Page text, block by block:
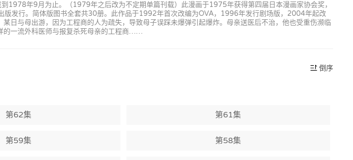
年9月为止。（1979年之后改为不定期单篇刊载）此漫画于1975年获得第四届日本漫画家协会奖，
发行。简体版图书全套共30册。此作品于1992年首次改编为OVA，1996年发行剧场版，2004年起改
日与母出游，因为工程商的人为疏失，导致母子误踩未爆弹引起爆炸。母亲送医后不治，他也受重伤濒临
的一流外科医师与报复杀死母亲的工程商……
倒序
第62集 第61集
第59集 第58集